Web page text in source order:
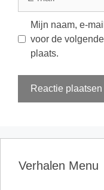
Mijn naam, e-
voor de
plaats.
Verhalen Menu